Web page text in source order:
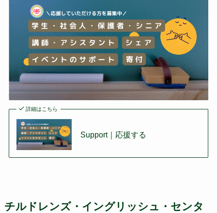
詳細はこちら
Support｜応援する
チルドレンズ・イングリッシュ・センタ